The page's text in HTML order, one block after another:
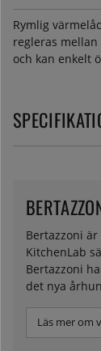
Rymlig
regleras mellan
och kan enkelt
Bertazzoni
KitchenLab
Bertazzoni
det nya
av 1800-
spisar, och
Läs mer om